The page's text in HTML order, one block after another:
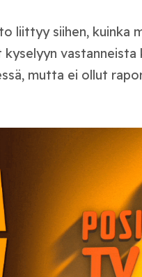
liittyy siihen, kuinka
vastanneista
mutta ei ollut